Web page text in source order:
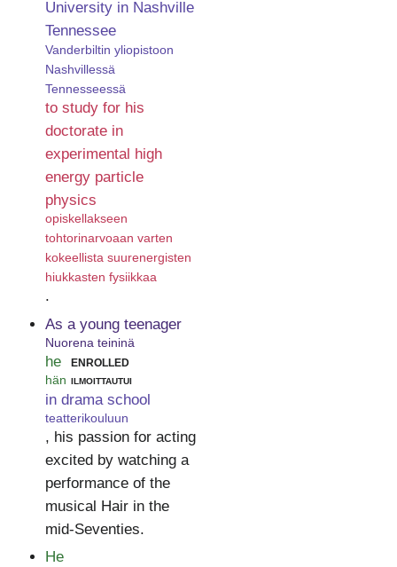
University in Nashville
Tennessee
Vanderbiltin yliopistoon
Nashvillessä
Tennesseessä
to study for his
doctorate in
experimental high
energy particle
physics
opiskellakseen
tohtorinarvoaan varten
kokeellista suurenergisten
hiukkasten fysiikkaa
.
As a young teenager
Nuorena teininä
he
hän
enrolled
ilmoittautui
in drama school
teatterikouluun
, his passion for acting
excited by watching a
performance of the
musical Hair in the
mid-Seventies.
He